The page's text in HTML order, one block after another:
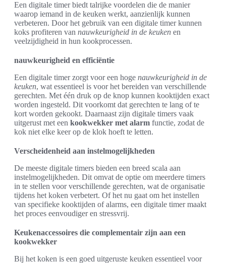
Een digitale timer biedt talrijke voordelen die de manier
waarop iemand in de keuken werkt, aanzienlijk kunnen
verbeteren. Door het gebruik van een digitale timer kunnen
koks profiteren van nauwkeurigheid in de keuken en
veelzijdigheid in hun kookprocessen.
nauwkeurigheid en efficiëntie
Een digitale timer zorgt voor een hoge nauwkeurigheid in de
keuken, wat essentieel is voor het bereiden van verschillende
gerechten. Met één druk op de knop kunnen kooktijden exact
worden ingesteld. Dit voorkomt dat gerechten te lang of te
kort worden gekookt. Daarnaast zijn digitale timers vaak
uitgerust met een kookwekker met alarm functie, zodat de
kok niet elke keer op de klok hoeft te letten.
Verscheidenheid aan instelmogelijkheden
De meeste digitale timers bieden een breed scala aan
instelmogelijkheden. Dit omvat de optie om meerdere timers
in te stellen voor verschillende gerechten, wat de organisatie
tijdens het koken verbetert. Of het nu gaat om het instellen
van specifieke kooktijden of alarms, een digitale timer maakt
het proces eenvoudiger en stressvrij.
Keukenaccessoires die complementair zijn aan een
kookwekker
Bij het koken is een goed uitgeruste keuken essentieel voor